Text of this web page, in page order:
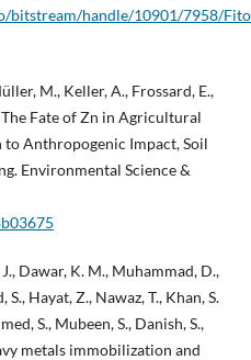
bitstream/handle/10901/7958/
M., Keller, A., Frossard, E.,
Fate of Zn in Agricultural
to Anthropogenic Impact, Soil
Environmental Science &
Dawar, K. M., Muhammad, D.,
S., Hayat, Z., Nawaz, T., Khan, S.
S., Mubeen, S., Danish, S.,
metals immobilization and